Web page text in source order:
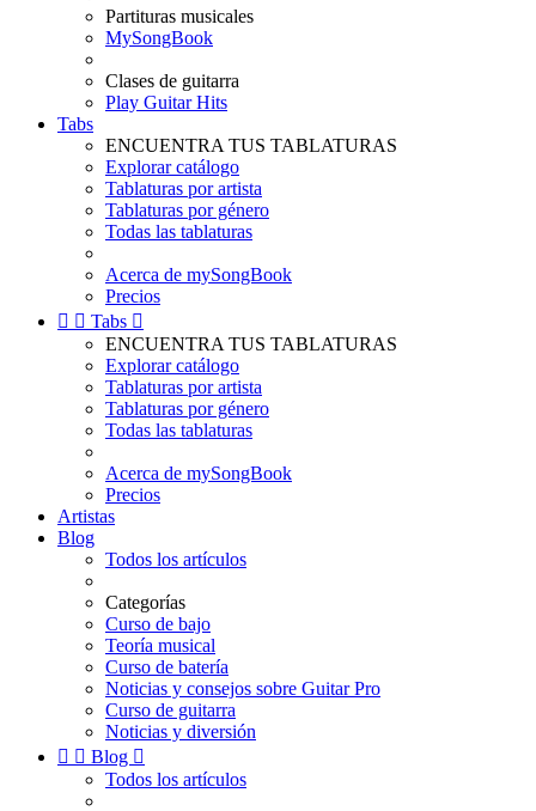
Partituras musicales
MySongBook
Clases de guitarra
Play Guitar Hits
Tabs
ENCUENTRA TUS TABLATURAS
Explorar catálogo
Tablaturas por artista
Tablaturas por género
Todas las tablaturas
Acerca de mySongBook
Precios
  Tabs 
ENCUENTRA TUS TABLATURAS
Explorar catálogo
Tablaturas por artista
Tablaturas por género
Todas las tablaturas
Acerca de mySongBook
Precios
Artistas
Blog
Todos los artículos
Categorías
Curso de bajo
Teoría musical
Curso de batería
Noticias y consejos sobre Guitar Pro
Curso de guitarra
Noticias y diversión
  Blog 
Todos los artículos